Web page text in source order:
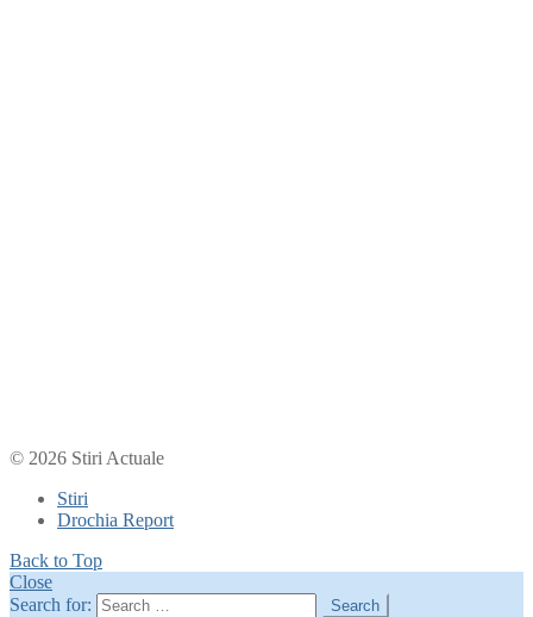
© 2026 Stiri Actuale
Stiri
Drochia Report
Back to Top
Close
Search for:
Search